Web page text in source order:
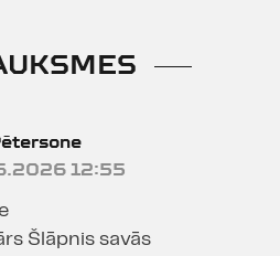
12:55
Šlāpnis savās